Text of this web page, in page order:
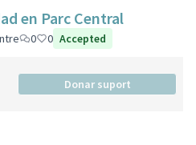
en Parc Central
0 0 Accepted
Donar suport